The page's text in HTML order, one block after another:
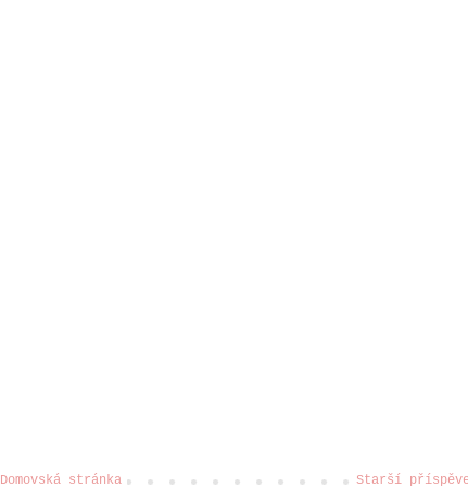
Starší
Domovská stránka